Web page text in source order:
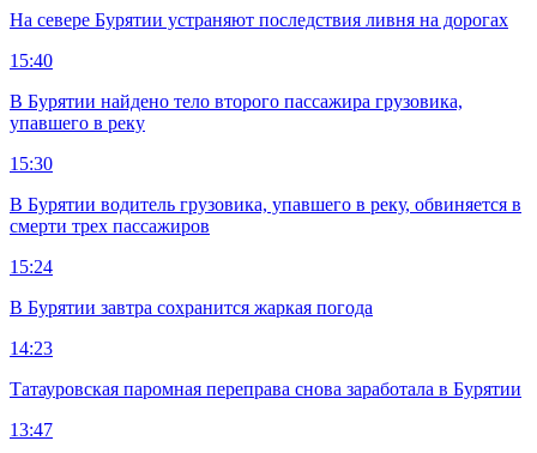
На севере Бурятии устраняют последствия ливня на дорогах
15:40
В Бурятии найдено тело второго пассажира грузовика,
упавшего в реку
15:30
В Бурятии водитель грузовика, упавшего в реку, обвиняется в
смерти трех пассажиров
15:24
В Бурятии завтра сохранится жаркая погода
14:23
Татауровская паромная переправа снова заработала в Бурятии
13:47